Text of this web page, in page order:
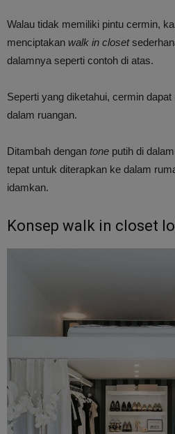
Walau tidak memiliki pintu cermin,
menciptakan walk in closet
dalamnya seperti contoh di atas.
Seperti yang diketahui, cermin
dalam ruangan.
Ditambah dengan tone putih di
tepat untuk diterapkan ke dalam
idamkan.
Konsep walk in closet